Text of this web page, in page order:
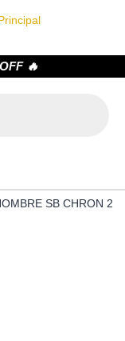
🔥
SB CHRON 2